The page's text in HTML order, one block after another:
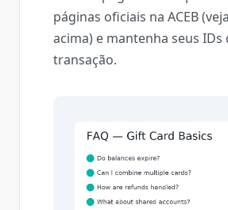
páginas oficiais na ACEB
acima) e mantenha seus IDs
transação.